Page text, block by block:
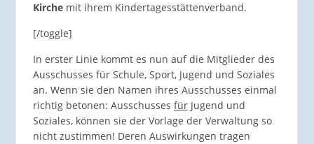
Kirchemit ihrem Kindertagesstättenverband.
[/toggle]
In erster Linie kommt es nun auf die Mitglieder des
Ausschusses für Schule, Sport, Jugend und Soziales
an. Wenn sie den Namen ihres Ausschusses einmal
richtig betonen: Ausschusses fürJugend und
Soziales, können sie der Vorlage der Verwaltung so
nicht zustimmen! Deren Auswirkungen tragen